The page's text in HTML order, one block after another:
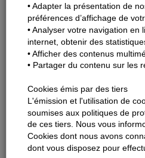
Retrouvez les plans de
l’interruption et les arrêts des
Aulnay-sous-Bois
Sevran-Livry
• Adapter la présentation de
préférences d’affichage de
• Analyser votre navigation en
internet, obtenir des
• Afficher des contenus
• Partager du contenu sur les
Cookies émis par des tiers
L'émission et l'utilisation de
soumises aux politiques de
de ces tiers. Nous vous
Cookies dont nous avons
dont vous disposez pour